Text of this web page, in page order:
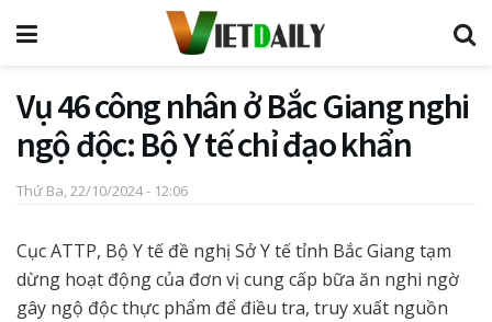
Vụ 46 công nhân ở Bắc Giang nghi
ngộ độc: Bộ Y tế chỉ đạo khẩn
Thứ Ba, 22/10/2024 - 12:06
Cục ATTP, Bộ Y tế đề nghị Sở Y tế tỉnh Bắc Giang tạm
dừng hoạt động của đơn vị cung cấp bữa ăn nghi ngờ
gây ngộ độc thực phẩm để điều tra, truy xuất nguồn